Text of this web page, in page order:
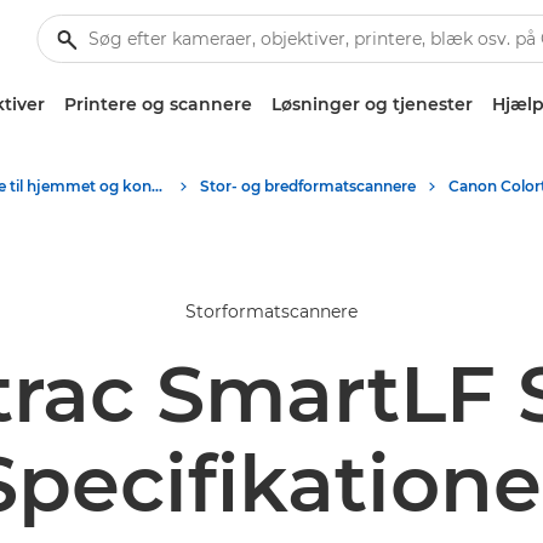
Printere og scannere Løsninger og tjenester
Scannere til hjemmet og kontoret Stor- og bredformatscannere
Storformatscannere
SmartLF